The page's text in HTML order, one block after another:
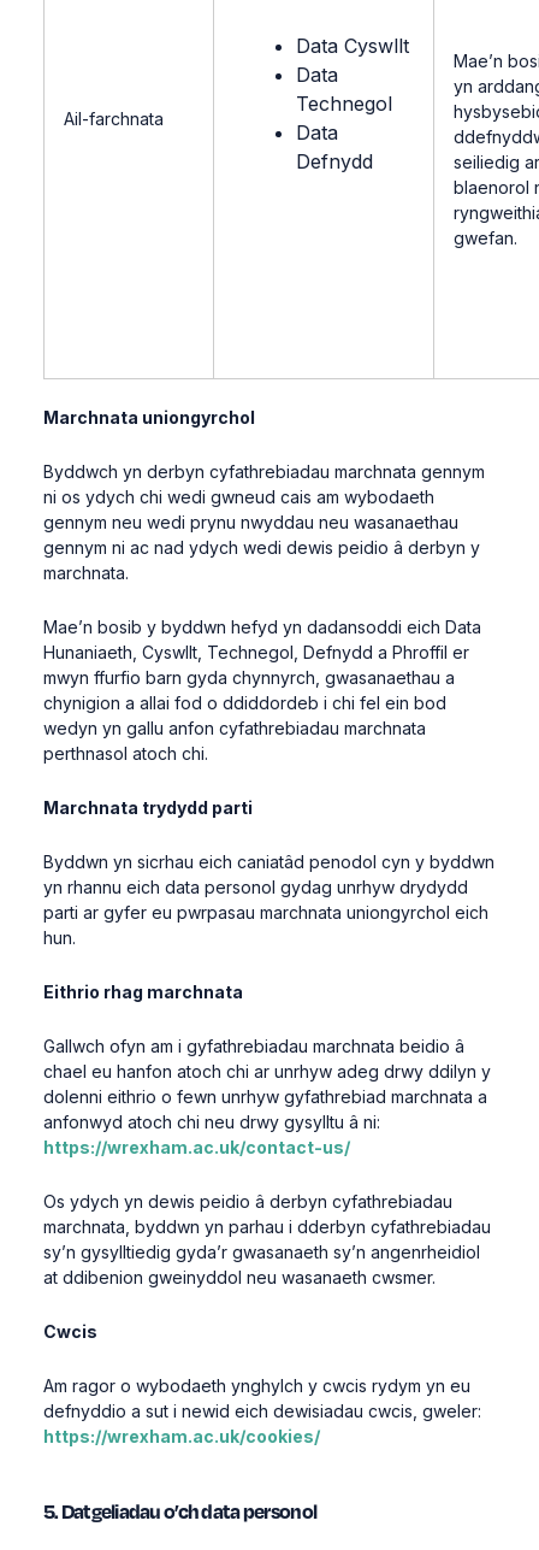
Ail-farchnata
Data Cyswllt
Data
Technegol
Data
Defnydd
Mae’n
yn
seiliedig
blaenorol
gwefan.
Marchnata uniongyrchol
Byddwch yn derbyn cyfathrebiadau marchnata gennym
ni os ydych chi wedi gwneud cais am wybodaeth
gennym neu wedi prynu nwyddau neu wasanaethau
gennym ni ac nad ydych wedi dewis peidio â derbyn y
marchnata.
Mae’n bosib y byddwn hefyd yn dadansoddi eich Data
Hunaniaeth, Cyswllt, Technegol, Defnydd a Phroffil er
mwyn ffurfio barn gyda chynnyrch, gwasanaethau a
chynigion a allai fod o ddiddordeb i chi fel ein bod
wedyn yn gallu anfon cyfathrebiadau marchnata
perthnasol atoch chi.
Marchnata trydydd parti
Byddwn yn sicrhau eich caniatâd penodol cyn y byddwn
yn rhannu eich data personol gydag unrhyw drydydd
parti ar gyfer eu pwrpasau marchnata uniongyrchol eich
hun.
Eithrio rhag marchnata
Gallwch ofyn am i gyfathrebiadau marchnata beidio â
chael eu hanfon atoch chi ar unrhyw adeg drwy ddilyn y
dolenni eithrio o fewn unrhyw gyfathrebiad marchnata a
anfonwyd atoch chi neu drwy gysylltu â ni:
https://wrexham.ac.uk/contact-us/
Os ydych yn dewis peidio â derbyn cyfathrebiadau
marchnata, byddwn yn parhau i dderbyn cyfathrebiadau
sy’n gysylltiedig gyda’r gwasanaeth sy’n angenrheidiol
at ddibenion gweinyddol neu wasanaeth cwsmer.
Cwcis
Am ragor o wybodaeth ynghylch y cwcis rydym yn eu
defnyddio a sut i newid eich dewisiadau cwcis, gweler:
https://wrexham.ac.uk/cookies/
5. Datgeliadau o’ch data personol